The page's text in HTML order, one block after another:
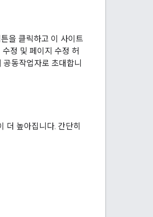
을 클릭하고 이 사이트
정 및 페이지 수정 허
동작업자로 초대합니
더 높아집니다. 간단히